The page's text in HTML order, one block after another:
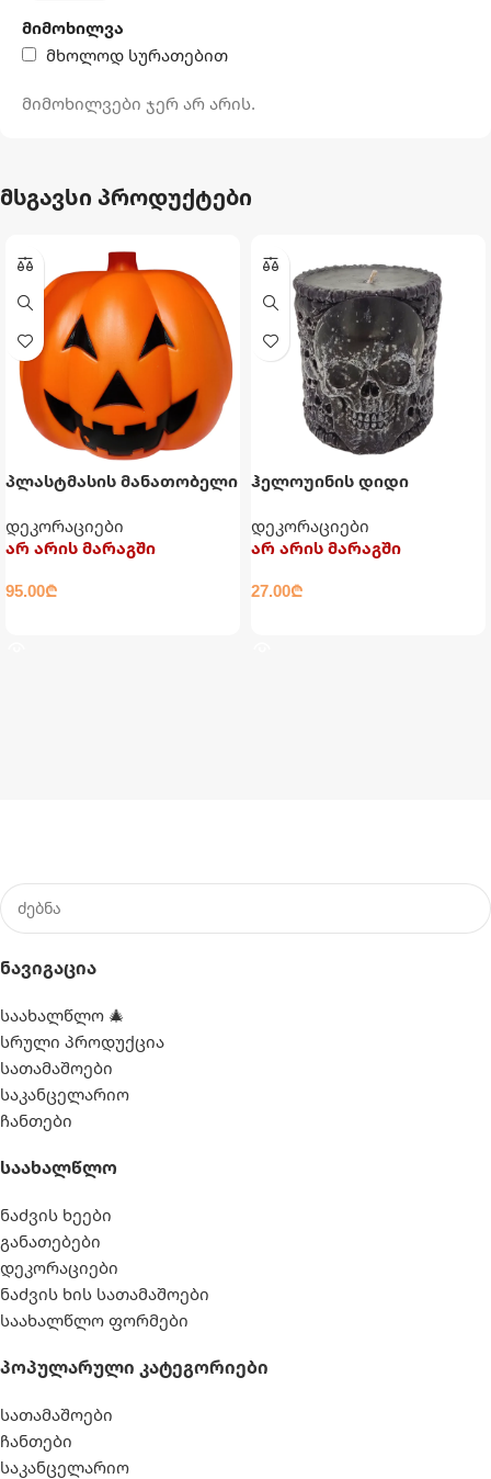
მიმოხილვა
მხოლოდ სურათებით
მიმოხილვები ჯერ არ არის.
მსგავსი პროდუქტები
პლასტმასის მანათობელი
დეკორაციები
არ არის მარაგში
95.00₾
ჰელოუინის დიდი
დეკორაციები
არ არის მარაგში
27.00₾
Ნავიგაცია
საახალწლო 🎄
სრული პროდუქცია
სათამაშოები
საკანცელარიო
ჩანთები
Საახალწლო
ნაძვის ხეები
განათებები
დეკორაციები
ნაძვის ხის სათამაშოები
საახალწლო ფორმები
Პოპულარული Კატეგორიები
სათამაშოები
ჩანთები
საკანცელარიო